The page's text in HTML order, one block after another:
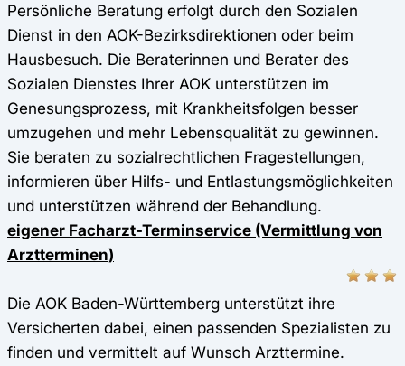
Persönliche Beratung erfolgt durch den Sozialen
Dienst in den AOK-Bezirksdirektionen oder beim
Hausbesuch. Die Beraterinnen und Berater des
Sozialen Dienstes Ihrer AOK unterstützen im
Genesungsprozess, mit Krankheitsfolgen besser
umzugehen und mehr Lebensqualität zu gewinnen.
Sie beraten zu sozialrechtlichen Fragestellungen,
informieren über Hilfs- und Entlastungsmöglichkeiten
und unterstützen während der Behandlung.
eigener Facharzt-Terminservice (Vermittlung von
Arztterminen)
Die AOK Baden-Württemberg unterstützt ihre
Versicherten dabei, einen passenden Spezialisten zu
finden und vermittelt auf Wunsch Arzttermine.